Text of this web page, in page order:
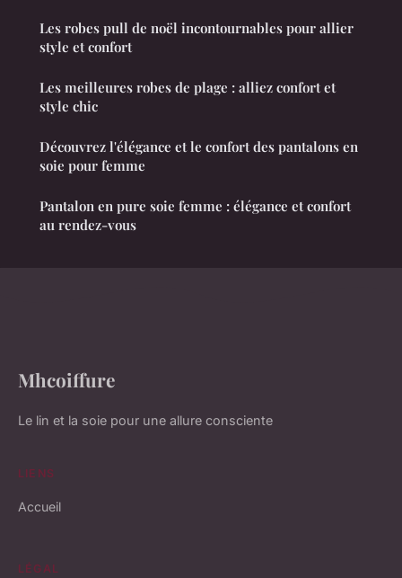
Les robes pull de noël incontournables pour allier
style et confort
Les meilleures robes de plage : alliez confort et
style chic
Découvrez l'élégance et le confort des pantalons en
soie pour femme
Pantalon en pure soie femme : élégance et confort
au rendez-vous
Mhcoiffure
Le lin et la soie pour une allure consciente
LIENS
Accueil
LÉGAL